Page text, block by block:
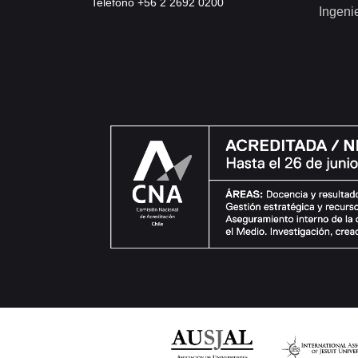
Teléfono +56 2 2692 0200